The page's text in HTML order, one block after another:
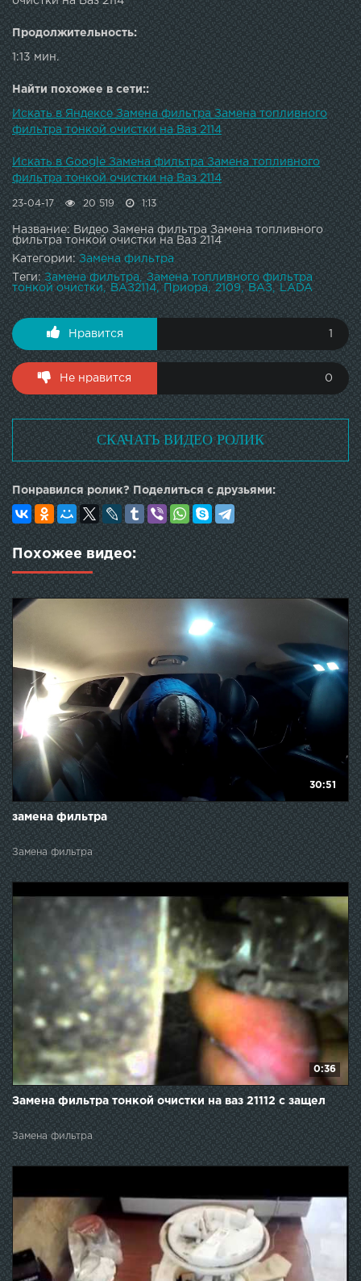
Продолжительность:
1:13 мин.
Найти похожее в сети::
Искать в Яндексе Замена фильтра Замена топливного
фильтра тонкой очистки на Ваз 2114
Искать в Google Замена фильтра Замена топливного
фильтра тонкой очистки на Ваз 2114
23-04-17 20 519 1:13
Название: Видео Замена фильтра Замена топливного
фильтра тонкой очистки на Ваз 2114
Категории: Замена фильтра
Теги:Замена фильтра
Замена топливного фильтра
тонкой очистки
ВАЗ2114 Приора 2109 ВАЗ LADA
Нравится 1
Не нравится 0
СКАЧАТЬ ВИДЕО РОЛИК
Понравился ролик? Поделиться с друзьями:
Похожее видео:
30:51
замена фильтра
Замена фильтра
0:36
Замена фильтра тонкой очистки на ваз 21112 с защел
Замена фильтра